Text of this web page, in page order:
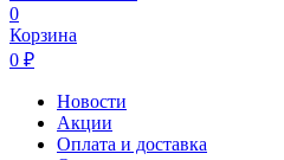
0
Корзина
0 ₽
Новости
Акции
Оплата и доставка